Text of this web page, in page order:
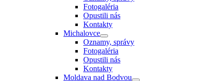
Fotogaléria
Opustili nás
Kontakty
Michalovce
Oznamy, správy
Fotogaléria
Opustili nás
Kontakty
Moldava nad Bodvou